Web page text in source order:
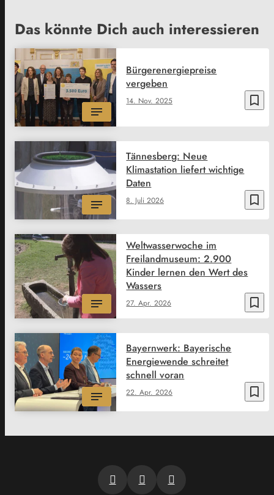
Das könnte Dich auch interessieren
bookmark_border
14. Nov. 2025
Bürgerenergiepreise
vergeben
bookmark_border
8. Juli 2026
Tännesberg: Neue
Klimastation liefert wichtige
Daten
bookmark_border
27. Apr. 2026
Weltwasserwoche im
Freilandmuseum: 2.900
Kinder lernen den Wert des
Wassers
bookmark_border
22. Apr. 2026
Bayernwerk: Bayerische
Energiewende schreitet
schnell voran